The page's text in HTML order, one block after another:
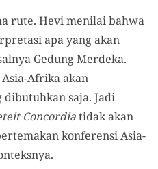
rute. Hevi menilai bahwa
apa yang akan
Gedung Merdeka.
Afrika akan
saja. Jadi
Concordiatidak akan
konferensi Asia-